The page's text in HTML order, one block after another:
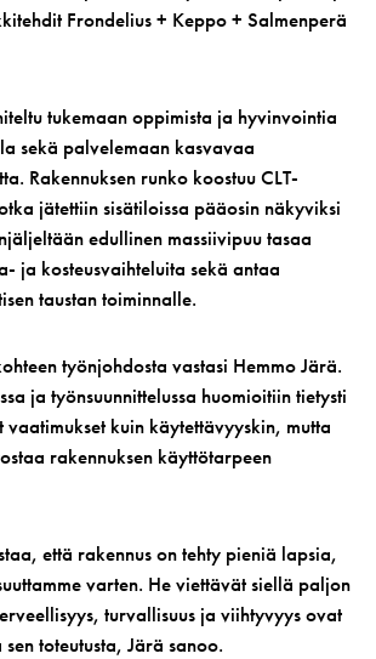
Frondelius + Keppo + Salmenperä
tukemaan oppimista ja hyvinvointia
sekä palvelemaan kasvavaa
Rakennuksen runko koostuu CLT-
jätettiin sisätiloissa pääosin näkyviksi
edullinen massiivipuu tasaa
ja kosteusvaihteluita sekä antaa
taustan toiminnalle.
työnjohdosta vastasi Hemmo Järä.
ja työnsuunnittelussa huomioitiin tietysti
vaatimukset kuin käytettävyyskin, mutta
rakennuksen käyttötarpeen
että rakennus on tehty pieniä lapsia,
varten. He viettävät siellä paljon
turvallisuus ja viihtyvyys ovat
sen toteutusta, Järä sanoo.